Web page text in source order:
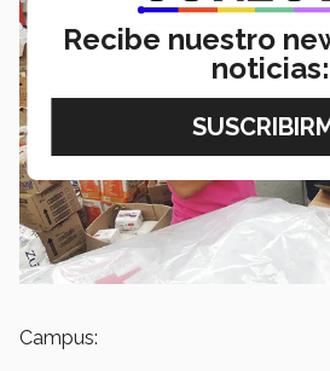
Campus:
Recibe nuestro
noticias: